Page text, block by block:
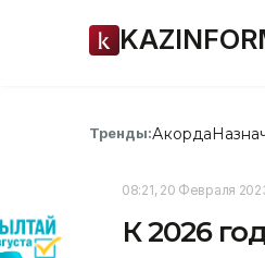
Тренды:Акорда
08:21, 20 Февраля
К 2026